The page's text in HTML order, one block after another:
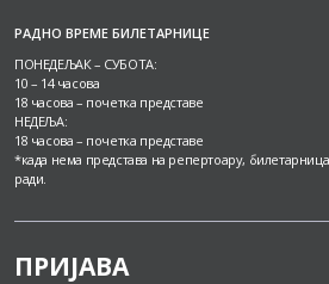
РАДНО ВРЕМЕ БИЛЕТАРНИЦЕ
ПОНЕДЕЉАК – СУБОТА:
10 – 14 часова
18 часова – почетка представе
НЕДЕЉА:
18 часова – почетка представе
*када нема представа на репертоару,
ради.
ПРИЈАВА